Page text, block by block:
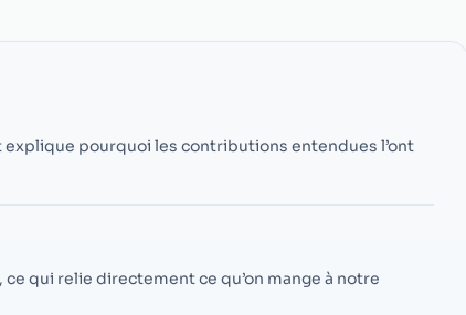
pourquoi les contributions entendues l’ont
qui relie directement ce qu’on mange à notre
offres
personnalisés.